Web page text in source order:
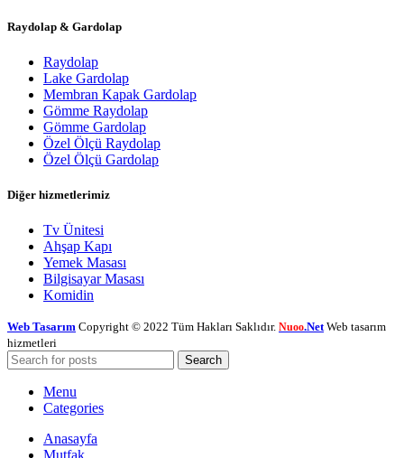
Raydolap & Gardolap
Raydolap
Lake Gardolap
Membran Kapak Gardolap
Gömme Raydolap
Gömme Gardolap
Özel Ölçü Raydolap
Özel Ölçü Gardolap
Diğer hizmetlerimiz
Tv Ünitesi
Ahşap Kapı
Yemek Masası
Bilgisayar Masası
Komidin
Web Tasarım Copyright © 2022 Tüm Hakları Saklıdır. Nuoo.NetWeb tasarım
hizmetleri
Search
Menu
Categories
Anasayfa